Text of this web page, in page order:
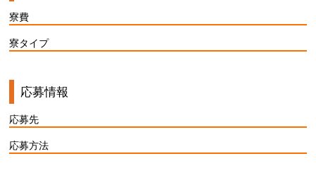
寮費
寮タイプ
応募情報
応募先
応募方法